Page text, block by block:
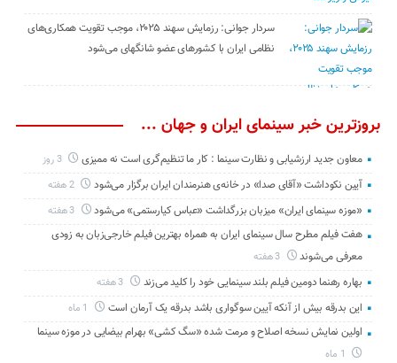
سردار جوانی: رزمایش سهند ۲۰۲۵، موجب تقویت همکاری‌های
نظامی ایران با کشور‌های عضو شانگهای می‌شود
بروزترین خبر سینمای ایران و جهان ...
معاون جدید ارزشیابی و نظارت سینما : کار ما تنظیم‌گری است نه ممیزی 3 روز
آیین نکوداشت «آقای صدا» در خانه‌ی هنرمندان ایران برگزار می‌شود 2 هفته
«موزه سینمای ایران» میزبان بزرگداشت «عباس کیارستمی» می‌شود 3 هفته
هفت فیلم مطرح سال سینمای ایران به همراه بهترین فیلم خارجی‌زبان به زودی
معرفی می‌شوند
3 هفته
بهاره رهنما دومین فیلم بلند سینمایی خود را کلید می‌زند
این بدرقه بیش از آنکه آیین سوگواری باشد بدرقه یک آرمان است
اولین نمایش نسخه اصلاح و مرمت شده «سگ کشی» بهرام بیضایی در موزه سینما